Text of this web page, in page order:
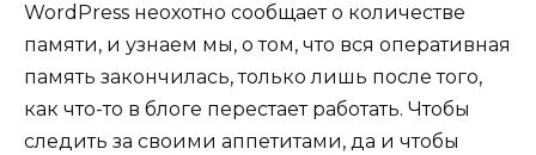
WordPress неохотно сообщает о количестве
памяти, и узнаем мы, о том, что вся оперативная
память закончилась, только лишь после того,
как что-то в блоге перестает работать. Чтобы
следить за своими аппетитами, да и чтобы